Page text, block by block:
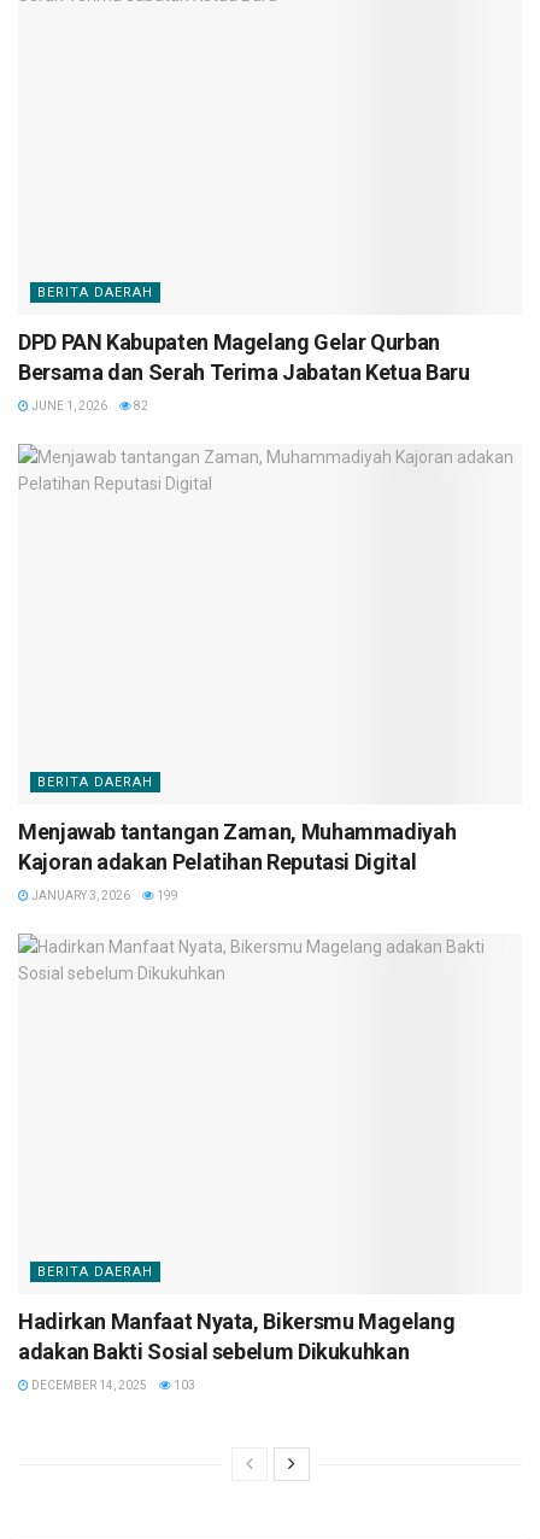
BERITA DAERAH
DPD PAN Kabupaten Magelang Gelar Qurban
Bersama dan Serah Terima Jabatan Ketua Baru
JUNE 1, 2026 82
BERITA DAERAH
Menjawab tantangan Zaman, Muhammadiyah
Kajoran adakan Pelatihan Reputasi Digital
JANUARY 3, 2026 199
BERITA DAERAH
Hadirkan Manfaat Nyata, Bikersmu Magelang
adakan Bakti Sosial sebelum Dikukuhkan
DECEMBER 14, 2025 103